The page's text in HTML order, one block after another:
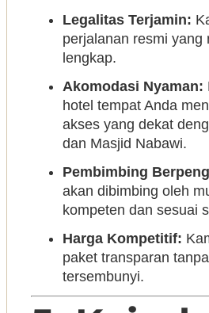
Legalitas Terjamin:
perjalanan resmi yang
lengkap.
Akomodasi Nyaman:
hotel tempat Anda
akses yang dekat
dan Masjid Nabawi.
Pembimbing
akan dibimbing oleh
kompeten dan sesuai
Harga Kompetitif:
paket transparan
tersembunyi.